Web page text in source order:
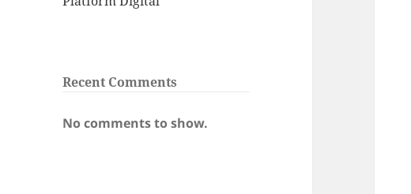
Recent Comments
No comments to show.